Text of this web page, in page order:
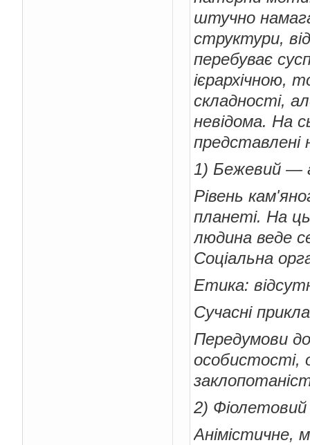
штучно
структури,
перебуває
ієрархічною,
складності,
невідома. На
представлені
1) Бежевий —
Рівень
планеті. На
людина веде
Соціальна
Етика:
Сучасні
Передумови
особистості,
2) Фіолетовий
Анімістичне,